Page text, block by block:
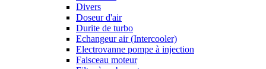
Divers
Doseur d'air
Durite de turbo
Echangeur air (Intercooler)
Electrovanne pompe à injection
Faisceau moteur